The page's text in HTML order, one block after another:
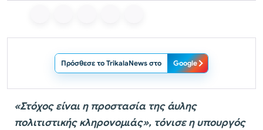
Πρόσθεσε το TrikalaNews στο Google
«Στόχος είναι η προστασία της άυλης
πολιτιστικής κληρονομιάς», τόνισε η υπουργός